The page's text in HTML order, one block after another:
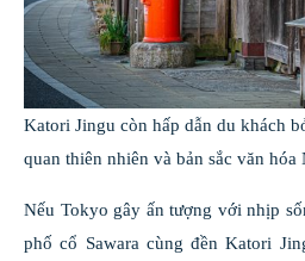
Katori Jingu còn hấp dẫn du khách
quan thiên nhiên và bản sắc văn hóa
Nếu Tokyo gây ấn tượng với nhịp
phố cổ Sawara cùng đền Katori